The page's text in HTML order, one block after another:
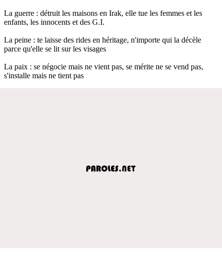
La guerre : détruit les maisons en Irak, elle tue les femmes et les
enfants, les innocents et des G.I.
La peine : te laisse des rides en héritage, n'importe qui la décèle
parce qu'elle se lit sur les visages
La paix : se négocie mais ne vient pas, se mérite ne se vend pas,
s'installe mais ne tient pas